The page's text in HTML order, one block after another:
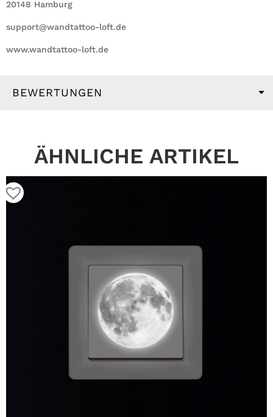
20148 Hamburg
support@wandtattoo-loft.de
www.wandtattoo-loft.de
BEWERTUNGEN
ÄHNLICHE ARTIKEL